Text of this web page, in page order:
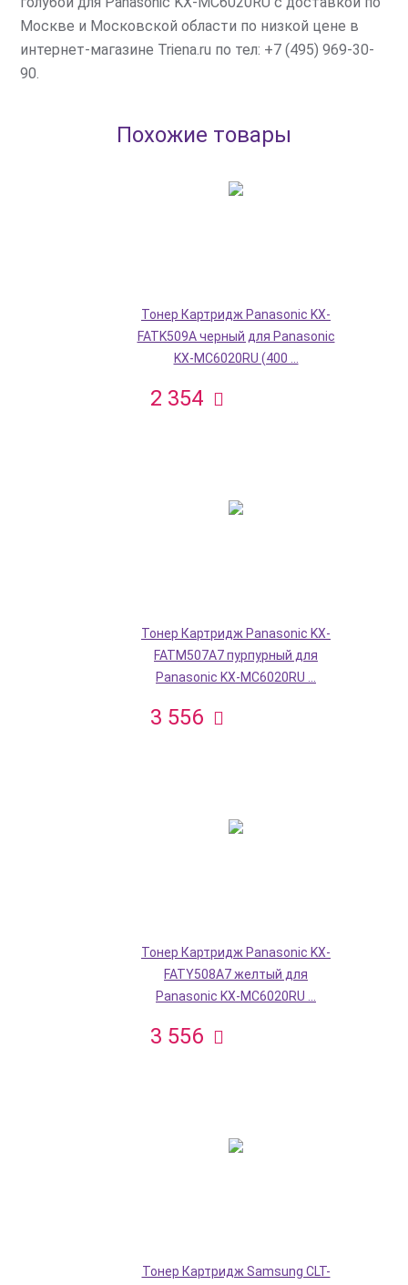
Москве и Московской области по низкой цене в
интернет-магазине Triena.ru по тел: +7 (495) 969-30-
90.
Похожие товары
Тонер Картридж Panasonic KX-
FATK509A черный для Panasonic
KX-MC6020RU (400 ...
2 354
Тонер Картридж Panasonic KX-
FATM507A7 пурпурный для
Panasonic KX-MC6020RU ...
3 556
Тонер Картридж Panasonic KX-
FATY508A7 желтый для
Panasonic KX-MC6020RU ...
3 556
Тонер Картридж Samsung CLT-